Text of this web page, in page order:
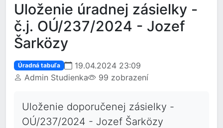
Uloženie úradnej zásielky -
č.j. OÚ/237/2024 - Jozef
Šarközy
Úradná tabuľa
19.04.2024 23:09
Admin Studienka
99 zobrazení
Uloženie doporučenej zásielky -
OÚ/237/2024 - Jozef Šarközy